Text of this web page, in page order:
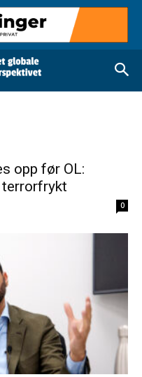
opp før OL:
terrorfrykt
0